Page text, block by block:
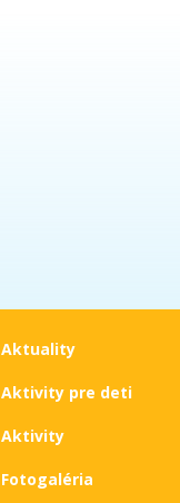
Aktuality
Aktivity pre deti
Aktivity
Fotogaléria